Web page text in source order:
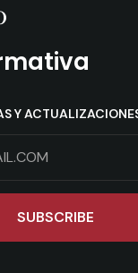
Y
SUBSCRIBE